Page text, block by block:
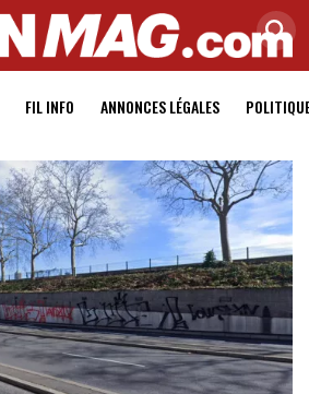
FIL INFO ANNONCES LÉGALES